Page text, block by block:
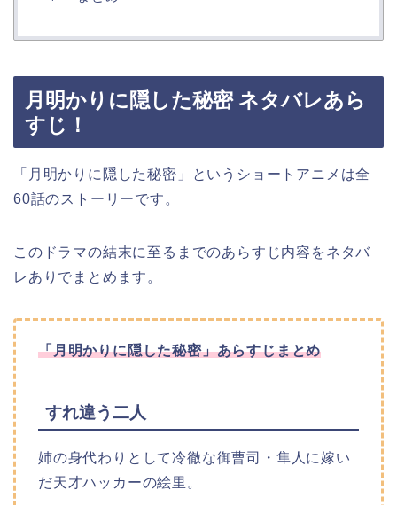
月明かりに隠した秘密 ネタバレあら
すじ！
「月明かりに隠した秘密 」というショートアニメは全
60話のストーリーです。
このドラマの結末に至るまでのあらすじ内容をネタバ
レありでまとめます。
「月明かりに隠した秘密」あらすじまとめ
すれ違う二人
姉の身代わりとして冷徹な御曹司・隼人に嫁い
だ天才ハッカーの絵里。